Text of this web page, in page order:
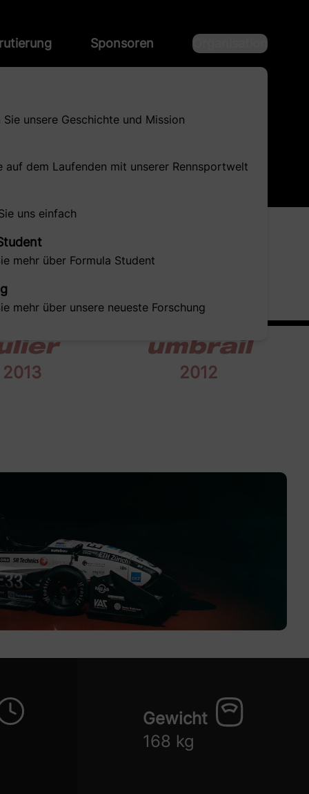
Sponsoren Organisation
unsere Geschichte und Mission
auf dem Laufenden mit unserer Rennsportwelt
uns einfach
mehr über Formula Student
mehr über unsere neueste Forschung
2013
umbrail
2012
Gewicht
168 kg